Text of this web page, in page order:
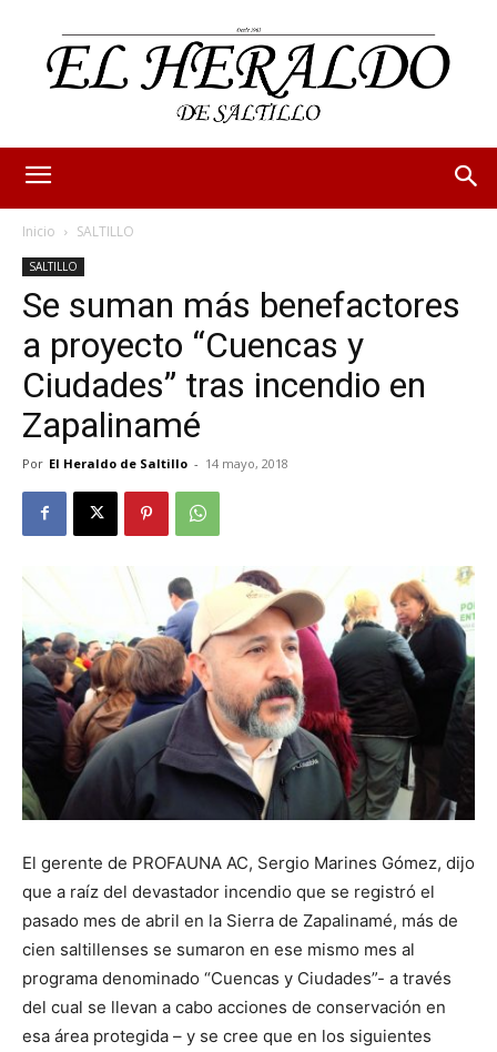
Inicio SALTILLO
SALTILLO
Se suman más benefactores
a proyecto “Cuencas y
Ciudades” tras incendio en
Zapalinamé
Por El Heraldo de Saltillo - 14 mayo, 2018
El gerente de PROFAUNA AC, Sergio Marines Gómez, dijo
que a raíz del devastador incendio que se registró el
pasado mes de abril en la Sierra de Zapalinamé, más de
cien saltillenses se sumaron en ese mismo mes al
programa denominado “Cuencas y Ciudades”- a través
del cual se llevan a cabo acciones de conservación en
esa área protegida – y se cree que en los siguientes